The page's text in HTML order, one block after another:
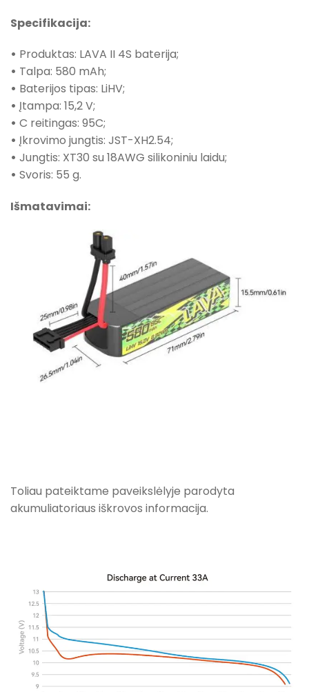
Specifikacija:
• Produktas: LAVA II 4S baterija;
• Talpa: 580 mAh;
• Baterijos tipas: LiHV;
• Įtampa: 15,2 V;
• C reitingas: 95C;
• Įkrovimo jungtis: JST-XH2.54;
• Jungtis: XT30 su 18AWG silikoniniu laidu;
• Svoris: 55 g.
Išmatavimai:
Toliau pateiktame paveikslėlyje parodyta
akumuliatoriaus iškrovos informacija.